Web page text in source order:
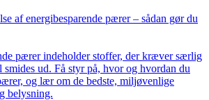
af energibesparende pærer – sådan gør du
pærer indeholder stoffer, der kræver særlig
smides ud. Få styr på, hvor og hvordan du
og lær om de bedste, miljøvenlige
belysning.